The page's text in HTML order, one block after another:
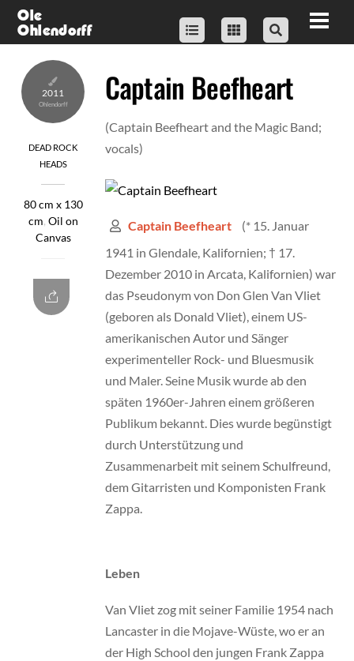
SkipOle
Ohlendorff
2011
DEAD ROCK
HEADS
80 cm x 130
cm, Oil on
Canvas
Captain Beefheart
(Captain Beefheart and the Magic Band;
vocals)
Captain Beefheart
(* 15. Januar
1941 in Glendale, Kalifornien; † 17.
Dezember 2010 in Arcata, Kalifornien) war
das Pseudonym von Don Glen Van Vliet
(geboren als Donald Vliet), einem US-
amerikanischen Autor und Sänger
experimenteller Rock- und Bluesmusik
und Maler. Seine Musik wurde ab den
späten 1960er-Jahren einem größeren
Publikum bekannt. Dies wurde begünstigt
durch Unterstützung und
Zusammenarbeit mit seinem Schulfreund,
dem Gitarristen und Komponisten Frank
Zappa.
Leben
Van Vliet zog mit seiner Familie 1954 nach
Lancaster in die Mojave-Wüste, wo er an
der High School den jungen Frank Zappa